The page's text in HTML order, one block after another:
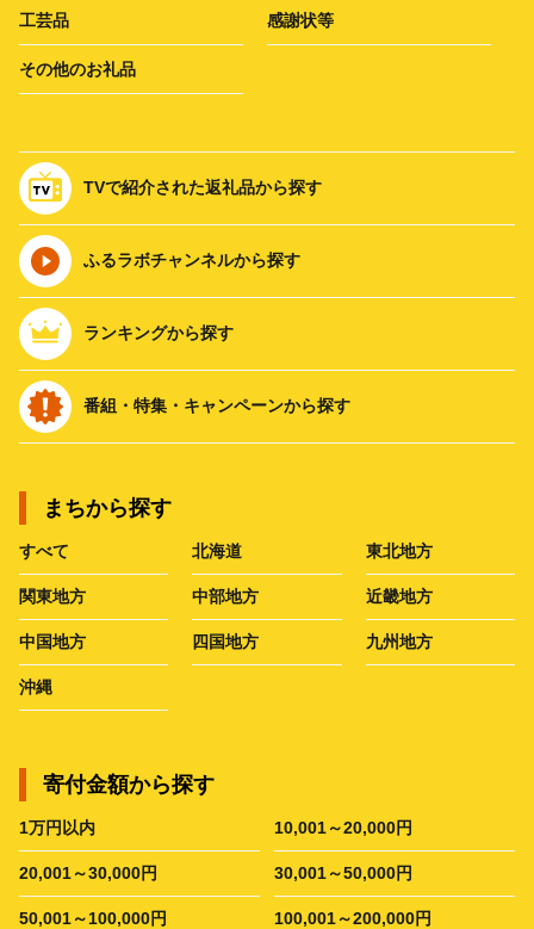
工芸品 感謝状等
その他のお礼品
TVで紹介された返礼品から探す
ふるラボチャンネルから探す
ランキングから探す
番組・特集・キャンペーンから探す
まちから探す
すべて 北海道 東北地方
関東地方 中部地方 近畿地方
中国地方 四国地方 九州地方
沖縄
寄付金額から探す
1万円以内 10,001～20,000円
20,001～30,000円 30,001～50,000円
50,001～100,000円 100,001～200,000円